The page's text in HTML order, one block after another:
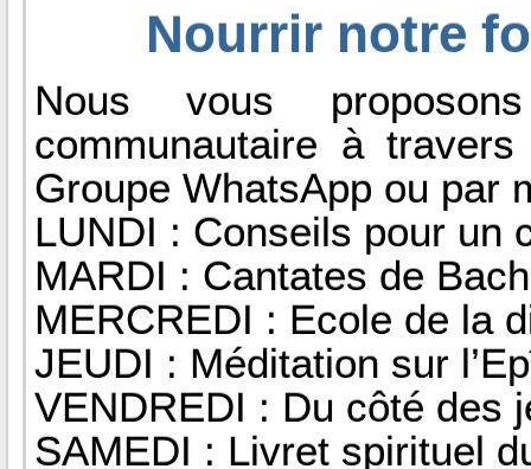
Nourrir notre
Nous vous
communautaire à
Groupe WhatsApp ou par
LUNDI : Conseils pour un
MARDI : Cantates de
MERCREDI : Ecole de la
JEUDI : Méditation sur
VENDREDI : Du côté des
SAMEDI : Livret spirituel